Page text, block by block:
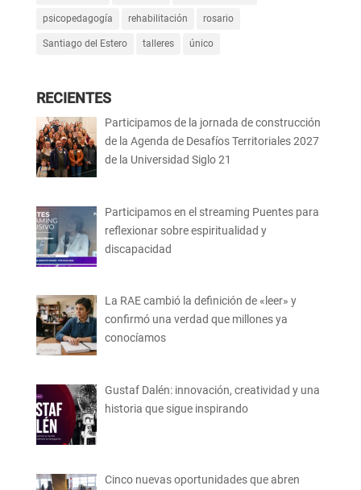
psicopedagogía rehabilitación rosario
Santiago del Estero talleres único
RECIENTES
Participamos de la jornada de construcción
de la Agenda de Desafíos Territoriales 2027
de la Universidad Siglo 21
Participamos en el streaming Puentes para
reflexionar sobre espiritualidad y
discapacidad
La RAE cambió la definición de «leer» y
confirmó una verdad que millones ya
conocíamos
Gustaf Dalén: innovación, creatividad y una
historia que sigue inspirando
Cinco nuevas oportunidades que abren